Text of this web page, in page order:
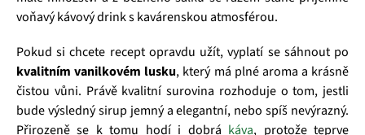
voňavý kávový drink s kavárenskou atmosférou.
Pokud si chcete recept opravdu užít, vyplatí se sáhnout po
kvalitním vanilkovém lusku, který má plné aroma a krásně
čistou vůni. Právě kvalitní surovina rozhoduje o tom, jestli
bude výsledný sirup jemný a elegantní, nebo spíš nevýrazný.
Přirozeně se k tomu hodí i dobrá káva, protože teprve